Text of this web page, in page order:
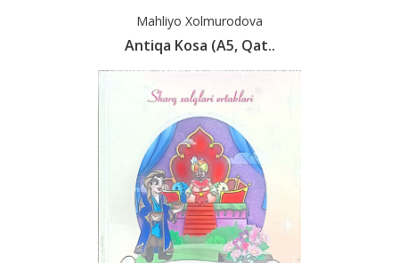
Mahliyo Xolmurodova
Antiqa Kosa (А5, Qat..